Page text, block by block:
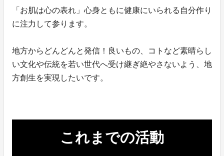
「お肌は心の表れ」心身ともに健康にいられる自分作り
に注力して参ります。
地方からどんどんと発信！良いもの、コトなど素晴らし
い文化や伝統を若い世代へ受け継ぎ絶やさないよう、地
方創生を実現したいです。
これまでの活動